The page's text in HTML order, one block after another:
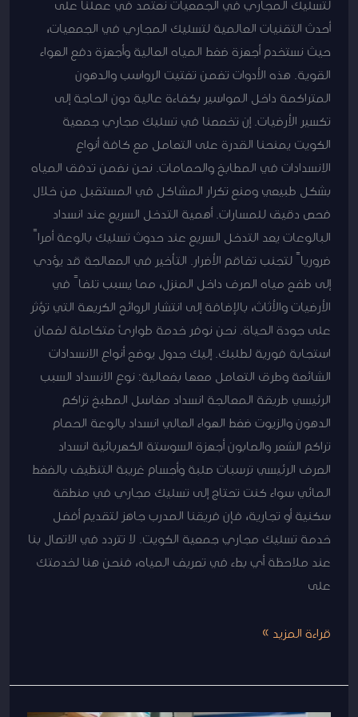
لتسليك المجاري في الجمعيات نعتمد في عملنا على
أحدث التقنيات العالمية لتسليك المجاري في الجمعيات،
حيث نستخدم أجهزة ضغط المياه العالية وأجهزة دفع الهواء
القوية. هذه الأدوات تضمن تفتيت الرواسب والدهون
المتراكمة داخل المواسير بكفاءة عالية دون الحاجة إلى
تكسير الأرضيات. إن تخصصنا في تسليك مجاري جمعية
الكويت يمنحنا القدرة على التعامل مع كافة أنواع
الانسدادات في المطابخ والحمامات. نحن نضمن تدفق المياه
بشكل طبيعي ومنع تكرار المشاكل في المستقبل من خلال
فحص دقيق للمسارات. أهمية التدخل السريع عند انسداد
البالوعات يعد التدخل السريع عند حدوث تسليك بالوعة أمراً
ضرورياً لتجنب تفاقم الأضرار. التأخير في المعالجة قد يؤدي
إلى طفح مياه الصرف داخل المنزل، مما يسبب تلفاً في
الأرضيات والأثاث، بالإضافة إلى انتشار الروائح الكريهة التي تؤثر
على جودة الحياة. نحن نوفر خدمة طوارئ متكاملة لضمان
استجابة فورية لطلبك. إليك جدول يوضح أنواع الانسدادات
الشائعة وطرق التعامل معها بفعالية: نوع الانسداد السبب
الرئيسي طريقة المعالجة انسداد مغاسل المطبخ تراكم
الدهون والزيوت ضغط الهواء العالي انسداد بالوعة الحمام
تراكم الشعر والصابون أجهزة السوستة الكهربائية انسداد
الصرف الرئيسي ترسبات صلبة وأجسام غريبة التنظيف بالضغط
المائي سواء كنت تحتاج إلى تسليك مجاري في منطقة
سكنية أو تجارية، فإن فريقنا المدرب جاهز لتقديم أفضل
خدمة تسليك مجاري جمعية الكويت. لا تتردد في الاتصال بنا
عند ملاحظة أي بطء في تصريف المياه، فنحن هنا لخدمتك
على
قراءة المزيد »